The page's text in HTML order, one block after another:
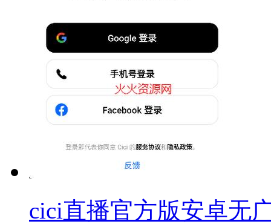
cici直播官方版安卓无